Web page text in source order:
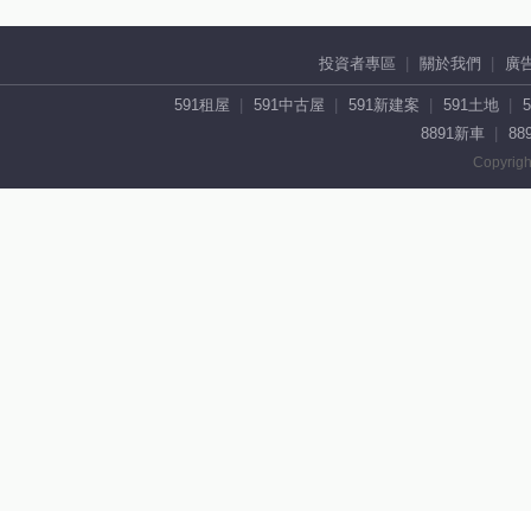
投資者專區 關於我們 廣
591租屋 591中古屋 591新建案 591土地
8891新車